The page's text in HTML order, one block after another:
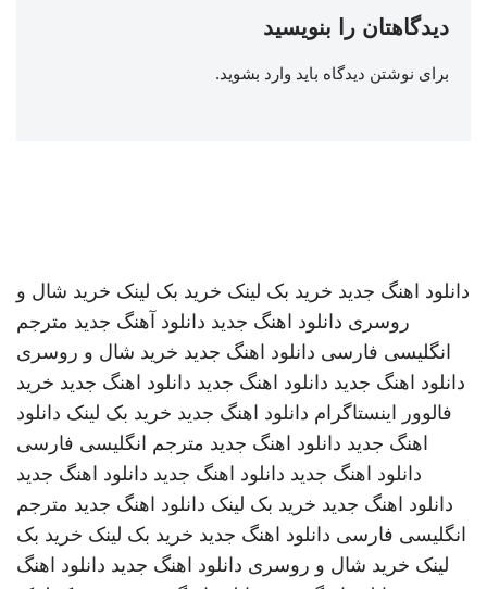
دیدگاهتان را بنویسید
برای نوشتن دیدگاه باید وارد بشوید.
دانلود اهنگ جدید خرید بک لینک خرید بک لینک خرید شال و
روسری دانلود اهنگ جدید دانلود آهنگ جدید مترجم
انگلیسی فارسی دانلود اهنگ جدید خرید شال و روسری
دانلود اهنگ جدید دانلود اهنگ جدید دانلود اهنگ جدید خرید
فالوور اینستاگرام دانلود اهنگ جدید خرید بک لینک دانلود
اهنگ جدید دانلود اهنگ جدید مترجم انگلیسی فارسی
دانلود اهنگ جدید دانلود اهنگ جدید دانلود اهنگ جدید
دانلود اهنگ جدید خرید بک لینک دانلود اهنگ جدید مترجم
انگلیسی فارسی دانلود اهنگ جدید خرید بک لینک خرید بک
لینک خرید شال و روسری دانلود اهنگ جدید دانلود اهنگ